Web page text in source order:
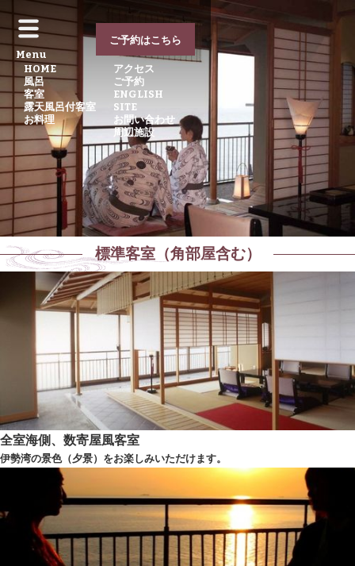
Menu
ご予約はこちら
HOME
風呂
客室
露天風呂付客室
お料理
アクセス
ご予約
ENGLISH
SITE
お問い合わせ
周辺施設
標準客室（角部屋含む）
全室海側、数寄屋風客室
伊勢湾の景色（夕景）をお楽しみいただけます。